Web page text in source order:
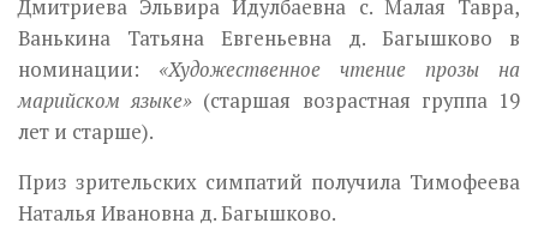
Дмитриева Эльвира Идулбаевна с. Малая Тавра,
Ванькина Татьяна Евгеньевна д. Багышково в
номинации: «Художественное чтение прозы на
марийском языке» (старшая возрастная группа 19
лет и старше).
Приз зрительских симпатий получила Тимофеева
Наталья Ивановна д. Багышково.